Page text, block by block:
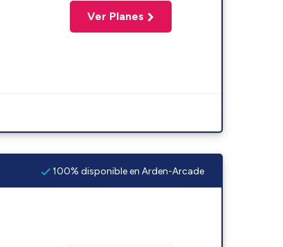
Ver Planes
100% disponible en Arden-Arcade